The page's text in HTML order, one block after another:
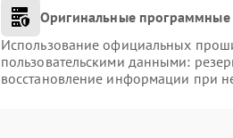
Оригинальные
Использование официальных
пользовательскими данными:
восстановление информации при